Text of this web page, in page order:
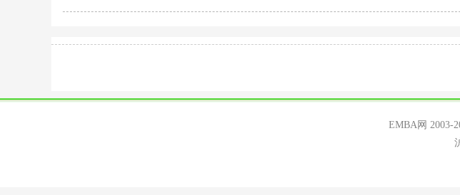
EMBA网 2003-